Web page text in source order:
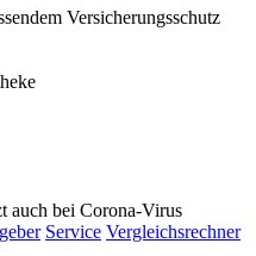
Versicherungsschutz
auch bei Corona-Virus
Service Vergleichsrechner